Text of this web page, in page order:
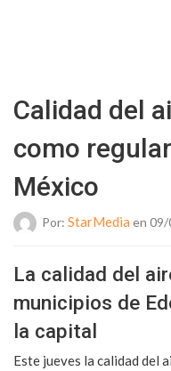
Calidad del
como
México
Por: StarMedia en
La calidad del
municipios de
la capital
Este jueves la calidad del